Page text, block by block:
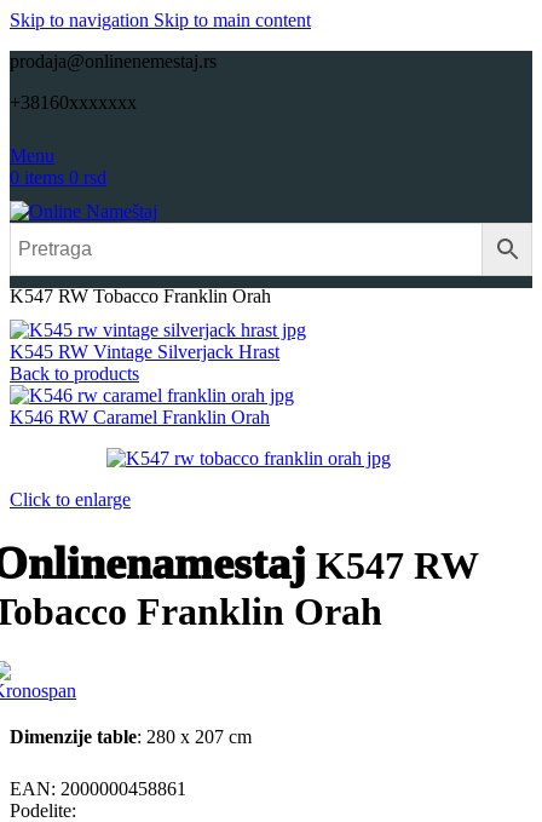
Skip to navigation Skip to main content
prodaja@onlinenemestaj.rs
+38160xxxxxxx
Menu
0 items 0 rsd
PočetnaRepromaterijaliPločasti materijaliUniverOnlinenamestaj
K547 RW Tobacco Franklin Orah
K545 RW Vintage Silverjack Hrast
Back to products
K546 RW Caramel Franklin Orah
Click to enlarge
K547 RW
Franklin Orah
Dimenzije table: 280 x 207 cm
EAN: 2000000458861
Podelite: